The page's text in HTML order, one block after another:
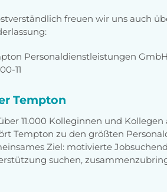
freuen wir uns auch
Personaldienstleistungen
11
Tempton
11.000 Kolleginnen und
Tempton zu den größten
Ziel: motivierte
suchen,